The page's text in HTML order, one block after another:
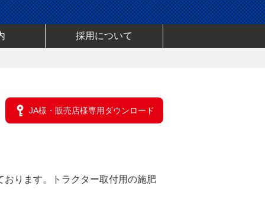
採用について
JA様・販売店様専用ダウンロード
ります。トラクター取付用の施肥